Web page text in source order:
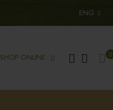
ENG
SHOP ONLINE 0